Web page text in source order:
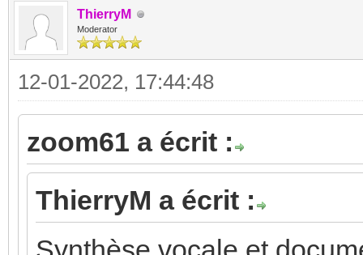
ThierryM
Moderator
12-01-2022, 17:44:48
zoom61 a écrit :
ThierryM a écrit :